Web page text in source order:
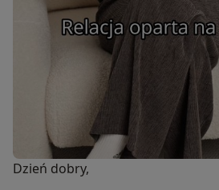
Dzień dobry,